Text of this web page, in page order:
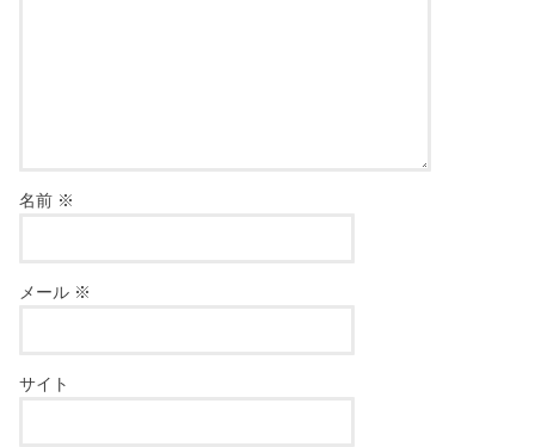
名前 ※
メール ※
サイト